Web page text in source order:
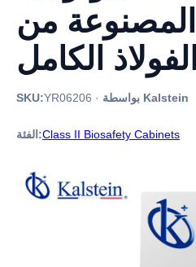
المصنوعة من
الفولاذ الكامل
SKU:YR06206 · بواسطة Kalstein
الفئة:Class II Biosafety Cabinets